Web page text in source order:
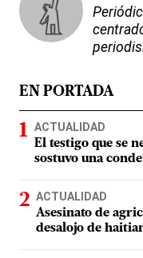
EN PORTADA
ACTUALIDAD
El testigo que se
sostuvo una
ACTUALIDAD
Asesinato de
desalojo de